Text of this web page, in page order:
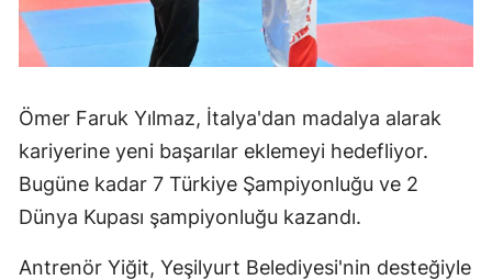
Ömer Faruk Yılmaz, İtalya'dan madalya alarak
kariyerine yeni başarılar eklemeyi hedefliyor.
Bugüne kadar 7 Türkiye Şampiyonluğu ve 2
Dünya Kupası şampiyonluğu kazandı.
Antrenör Yiğit, Yeşilyurt Belediyesi'nin desteğiyle